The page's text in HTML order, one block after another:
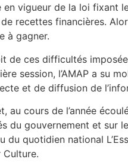
en vigueur de la loi fixant
recettes financières.
à gagner.
de ces difficultés
session, l’AMAP a su
et de diffusion de
au cours de l’année
du gouvernement et sur
du quotidien national
Culture.